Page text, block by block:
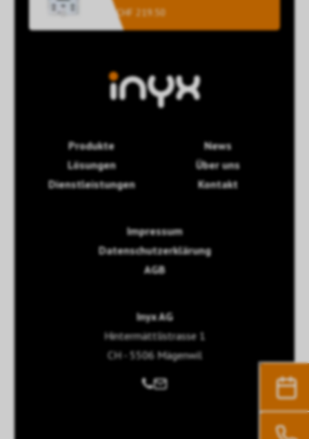
CHF 219.50
Produkte
Lösungen
Dienstleistungen
News
Über uns
Kontakt
Impressum
Datenschutzerklärung
AGB
Inyx AG
Hintermättlistrasse 1
CH - 5506 Mägenwil